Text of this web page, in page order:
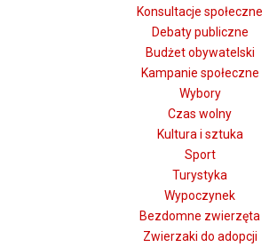
Konsultacje społeczne
Debaty publiczne
Budżet obywatelski
Kampanie społeczne
Wybory
Czas wolny
Kultura i sztuka
Sport
Turystyka
Wypoczynek
Bezdomne zwierzęta
Zwierzaki do adopcji